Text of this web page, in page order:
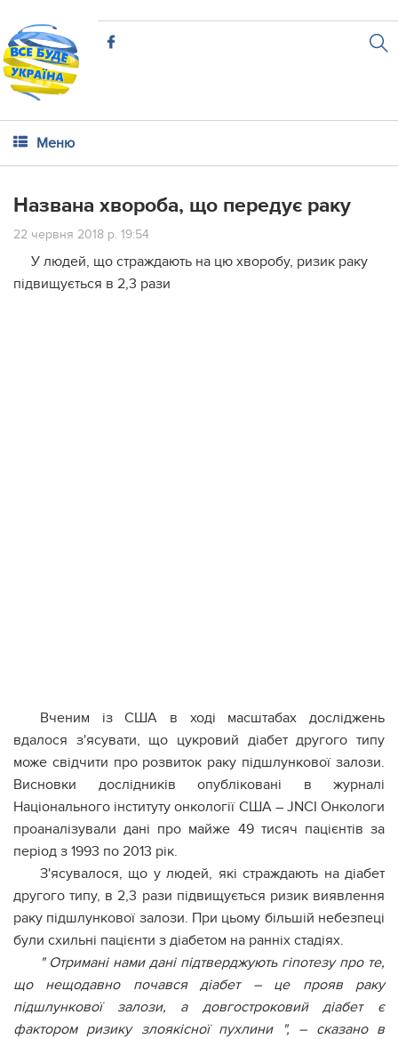
Меню
Названа хвороба, що передує раку
22 червня 2018 р. 19:54
У людей, що страждають на цю хворобу, ризик раку
підвищується в 2,3 рази
Вченим із США в ході масштабах досліджень
вдалося з'ясувати, що цукровий діабет другого типу
може свідчити про розвиток раку підшлункової залози.
Висновки дослідників опубліковані в журналі
Національного інституту онкології США – JNCI Онкологи
проаналізували дані про майже 49 тисяч пацієнтів за
період з 1993 по 2013 рік.
З'ясувалося, що у людей, які страждають на діабет
другого типу, в 2,3 рази підвищується ризик виявлення
раку підшлункової залози. При цьому більшій небезпеці
були схильні пацієнти з діабетом на ранніх стадіях.
" Отримані нами дані підтверджують гіпотезу про те,
що нещодавно почався діабет – це прояв раку
підшлункової залози, а довгостроковий діабет є
фактором ризику злоякісної пухлини ", – сказано в